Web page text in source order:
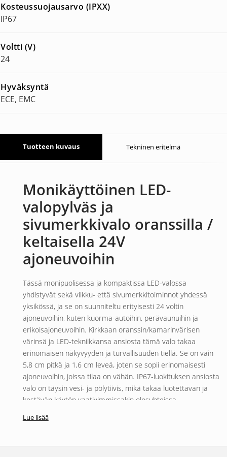
Kosteussuojausarvo (IPXX)
IP67
Voltti (V)
24
Hyväksyntä
ECE, EMC
Tuotteen kuvaus Tekninen eritelmä
Monikäyttöinen LED-
valopylväs ja
sivumerkkivalo oranssilla /
keltaisella 24V
ajoneuvoihin
Tässä monipuolisessa ja kompaktissa LED-valossa
yhdistyvät sekä vilkku- että sivumerkkitoiminnot yhdessä
yksikössä, ja se on suunniteltu erityisesti 24 voltin
ajoneuvoihin, kuten kuorma-autoihin, perävaunuihin ja
erikoisajoneuvoihin. Kirkkaan oranssin/kamarinvärisen
värinsä ja LED-tekniikkansa ansiosta tämä valo takaa
erinomaisen näkyvyyden ja turvallisuuden tiellä. Se on vain
5,8 cm pitkä ja 1,6 cm leveä, joten se sopii erinomaisesti
ajoneuvoihin, joissa tilaa on vähän. IP67-luokituksen ansiosta
valo on täysin vesi- ja pölytiivis, mikä takaa luotettavan ja
kestävän käytön vaativimmissakin olosuhteissa.
Ominaisuudet ja hyödyt
Lue lisää